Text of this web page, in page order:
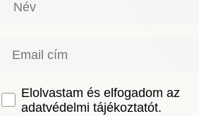
GDPRElolvastam és elfogadom az
adatvédelmi tájékoztatót.